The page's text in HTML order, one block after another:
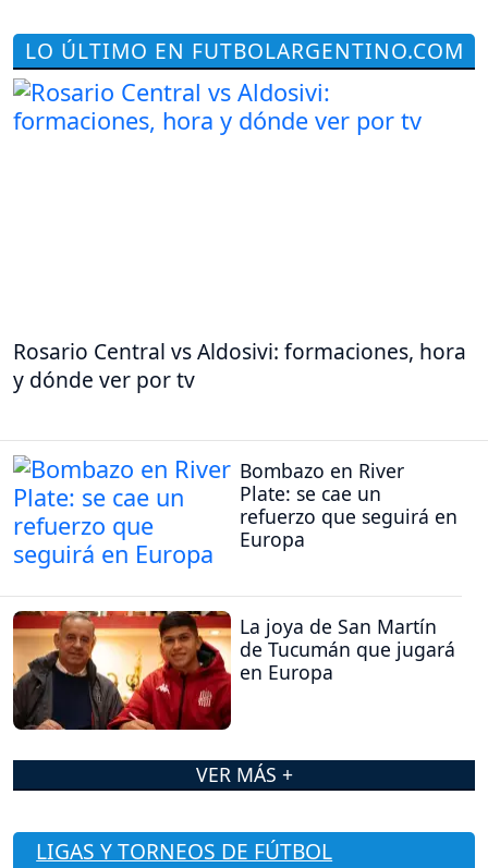
LO ÚLTIMO EN FUTBOLARGENTINO.COM
Rosario Central vs Aldosivi: formaciones, hora
y dónde ver por tv
Bombazo en River
Plate: se cae un
refuerzo que seguirá en
Europa
La joya de San Martín
de Tucumán que jugará
en Europa
VER MÁS +
LIGAS Y TORNEOS DE FÚTBOL